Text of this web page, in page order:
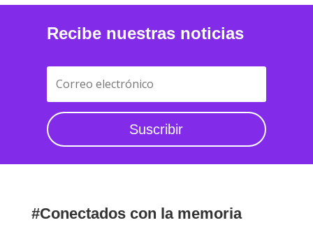
Recibe nuestras noticias
Suscribir
#Conectados con la memoria